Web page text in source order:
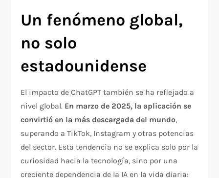
Un fenómeno global,
no solo
estadounidense
El impacto de ChatGPT también se ha reflejado a
nivel global. En marzo de 2025, la aplicación se
convirtió en la más descargada del mundo,
superando a TikTok, Instagram y otras potencias
del sector. Esta tendencia no se explica solo por la
curiosidad hacia la tecnología, sino por una
creciente dependencia de la IA en la vida diaria: